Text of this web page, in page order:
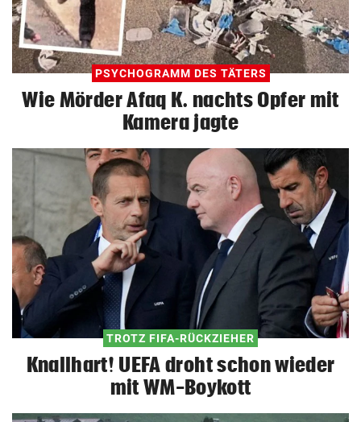
PSYCHOGRAMM DES TÄTERS
Wie Mörder Afaq K. nachts Opfer mit
Kamera jagte
TROTZ FIFA-RÜCKZIEHER
Knallhart! UEFA droht schon wieder
mit WM-Boykott